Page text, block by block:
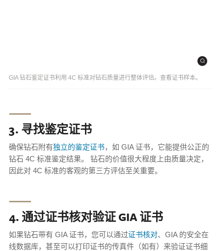
GIA 钻石鉴定证书利用 4C 标准对钻石质量进行整体评估。查看证书样本。
⸺
3. 寻找鉴定证书
确保钻石附有独立的鉴定证书，如 GIA 证书，它能提供公正的
钻石 4C 标准鉴定结果。 钻石的价值很大程度上由质量决定，
因此对 4C 标准的客观的第三方评估至关重要。
⸺
4. 通过证书核对验证 GIA 证书
如果钻石带有 GIA 证书，您可以通过证书核对、GIA 的安全在
线数据库，甚至可以打印证书的传真件（如有）来验证证书细